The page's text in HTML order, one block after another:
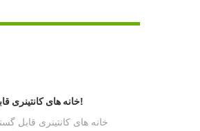
خانه های کانتینری قابل افزایش کاملاً کاربردی و پرکاربرد هستند و ارزش داشتن را دارند!
خانه های کانتینری قابل